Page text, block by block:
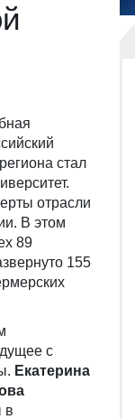
стал
отрасли
В этом
89
155
с
Екатерина
в